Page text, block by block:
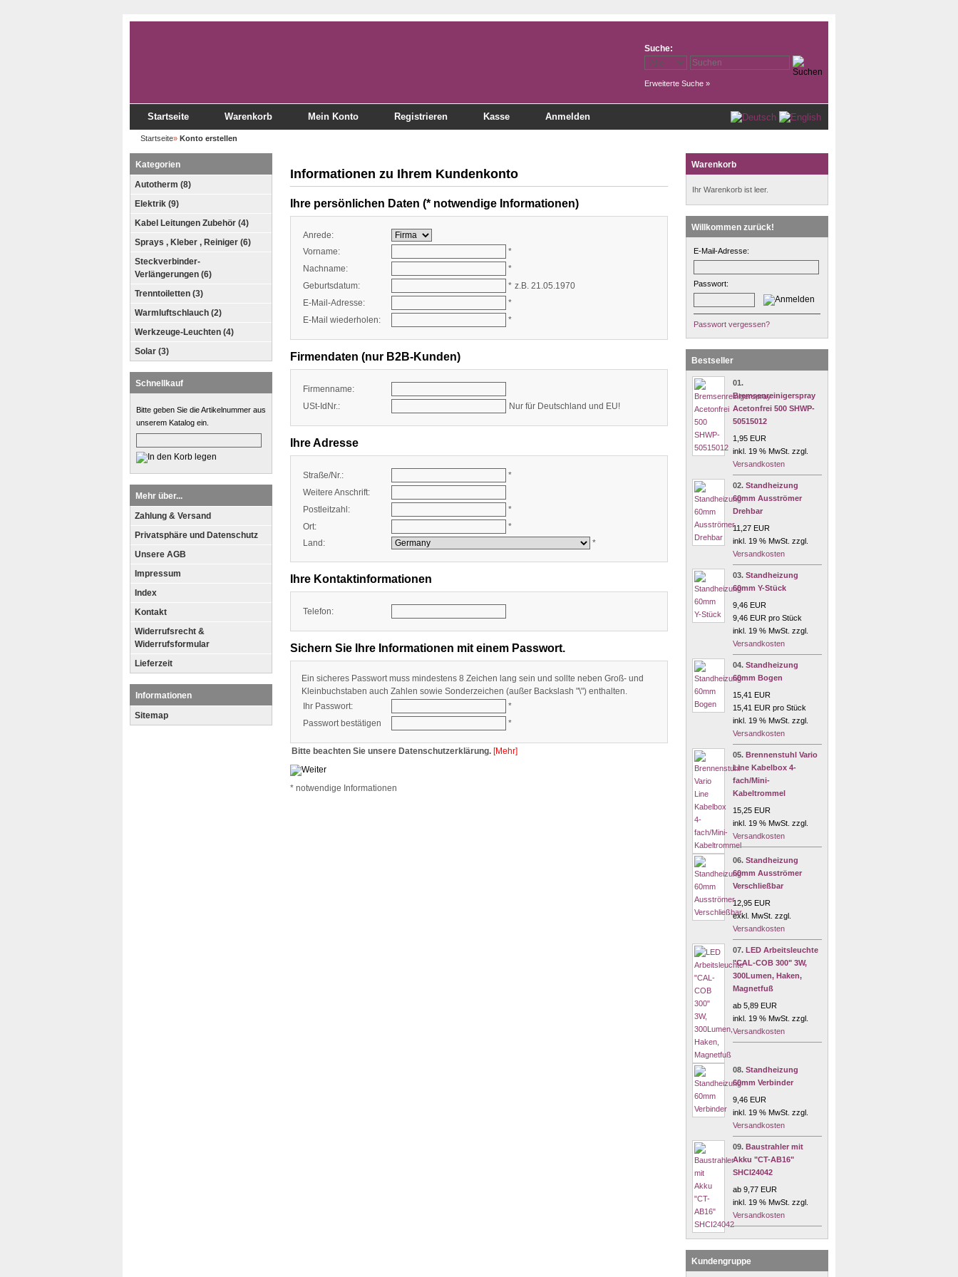
Suche:
Erweiterte Suche »
Startseite Warenkorb Mein Konto Registrieren Kasse Anmelden
Startseite» Konto erstellen
Kategorien
Autotherm (8)
Elektrik (9)
Kabel Leitungen Zubehör (4)
Sprays , Kleber , Reiniger (6)
Steckverbinder-
Verlängerungen (6)
Trenntoiletten (3)
Warmluftschlauch (2)
Werkzeuge-Leuchten (4)
Solar (3)
Schnellkauf
Bitte geben Sie die Artikelnummer aus
unserem Katalog ein.
Mehr über...
Zahlung & Versand
Privatsphäre und Datenschutz
Unsere AGB
Impressum
Index
Kontakt
Widerrufsrecht &
Widerrufsformular
Lieferzeit
Informationen
Sitemap
Informationen zu Ihrem Kundenkonto
Ihre persönlichen Daten (* notwendige Informationen)
Anrede:
Vorname:
*
Nachname:
*
Geburtsdatum:
* z.B. 21.05.1970
E-Mail-Adresse:
*
E-Mail wiederholen:
*
Firmendaten (nur B2B-Kunden)
Firmenname:
USt-IdNr.:
Nur für Deutschland und EU!
Ihre Adresse
Straße/Nr.:
*
Weitere Anschrift:
Postleitzahl:
*
Ort:
*
Land:
*
Ihre Kontaktinformationen
Telefon:
Sichern Sie Ihre Informationen mit einem Passwort.
Ein sicheres Passwort muss mindestens 8 Zeichen lang sein und sollte neben Groß- und
Kleinbuchstaben auch Zahlen sowie Sonderzeichen (außer Backslash "\") enthalten.
Ihr Passwort:
*
Passwort bestätigen
*
Bitte beachten Sie unsere Datenschutzerklärung. [Mehr]
* notwendige Informationen
Warenkorb
Ihr Warenkorb ist leer.
Willkommen zurück!
E-Mail-Adresse:
Passwort:
Passwort vergessen?
Bestseller
01.
Bremsenreinigerspray
Acetonfrei 500 SHWP-
50515012
1,95 EUR
inkl. 19 % MwSt. zzgl.
Versandkosten
02. Standheizung
60mm Ausströmer
Drehbar
11,27 EUR
inkl. 19 % MwSt. zzgl.
Versandkosten
03. Standheizung
60mm Y-Stück
9,46 EUR
9,46 EUR pro Stück
inkl. 19 % MwSt. zzgl.
Versandkosten
04. Standheizung
60mm Bogen
15,41 EUR
15,41 EUR pro Stück
inkl. 19 % MwSt. zzgl.
Versandkosten
05. Brennenstuhl Vario
Line Kabelbox 4-
fach/Mini-
Kabeltrommel
15,25 EUR
inkl. 19 % MwSt. zzgl.
Versandkosten
06. Standheizung
60mm Ausströmer
Verschließbar
12,95 EUR
exkl. MwSt. zzgl.
Versandkosten
07. LED Arbeitsleuchte
"CAL-COB 300" 3W,
300Lumen, Haken,
Magnetfuß
ab 5,89 EUR
inkl. 19 % MwSt. zzgl.
Versandkosten
08. Standheizung
60mm Verbinder
9,46 EUR
inkl. 19 % MwSt. zzgl.
Versandkosten
09. Baustrahler mit
Akku "CT-AB16"
SHCI24042
ab 9,77 EUR
inkl. 19 % MwSt. zzgl.
Versandkosten
Kundengruppe